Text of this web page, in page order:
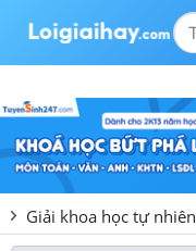
Giải khoa học tự